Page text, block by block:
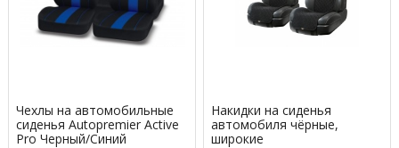
Чехлы на автомобильные
сиденья Autopremier Active
Pro Черный/Синий
Накидки на сиденья
автомобиля чёрные,
широкие